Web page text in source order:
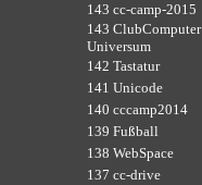
143 cc-camp-2015
143 ClubComputer
Universum
142 Tastatur
141 Unicode
140 cccamp2014
139 Fußball
138 WebSpace
137 cc-drive